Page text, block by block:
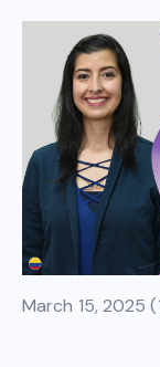
March 15, 2025